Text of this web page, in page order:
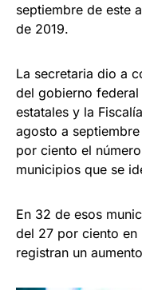
septiembre de este
de 2019.
La secretaria dio a
del gobierno
estatales y la
agosto a
por ciento el
municipios que se
En 32 de esos
del 27 por ciento en
registran un